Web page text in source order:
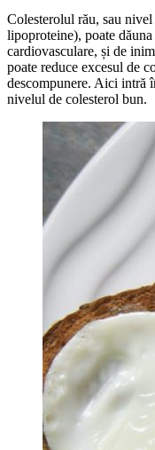
Colesterolul rău, sau
lipoproteine), poate
cardiovasculare, și de
poate reduce excesul de
descompunere. Aici intră
nivelul de colesterol bun.